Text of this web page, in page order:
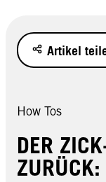
Artikel
How Tos
DER